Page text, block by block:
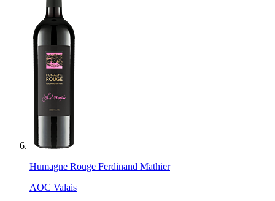
Humagne Rouge Ferdinand Mathier
AOC Valais